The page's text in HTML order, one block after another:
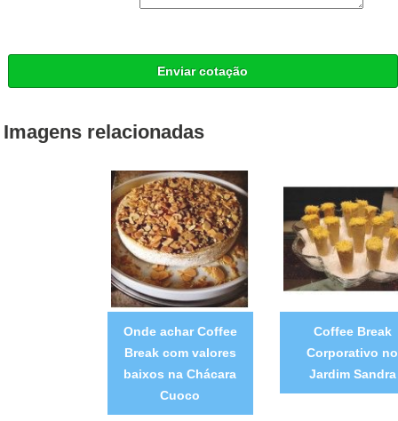
Enviar cotação
Imagens relacionadas
Onde achar Coffee
Break com valores
baixos na Chácara
Cuoco
Coffee Break
Corporativo no
Jardim Sandra